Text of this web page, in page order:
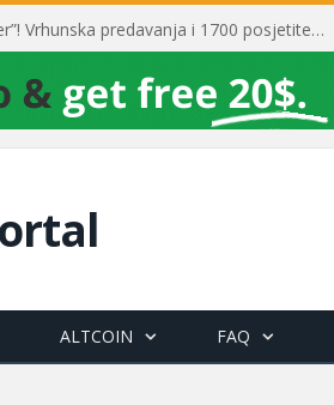
Toni Milun postao “milijarder”! Vrhunska predavanja i 1700 posjetitelja obilježili su mjesec financijske pismenosti
ALTCOIN FAQ